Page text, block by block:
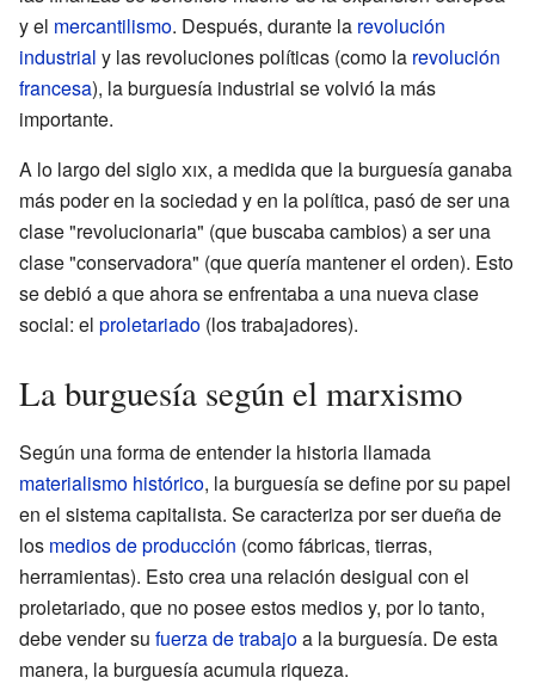
y el mercantilismo. Después, durante la revolución
industrial y las revoluciones políticas (como la revolución
francesa), la burguesía industrial se volvió la más
importante.
A lo largo del sigloxix, a medida que la burguesía ganaba
más poder en la sociedad y en la política, pasó de ser una
clase "revolucionaria" (que buscaba cambios) a ser una
clase "conservadora" (que quería mantener el orden). Esto
se debió a que ahora se enfrentaba a una nueva clase
social: el proletariado (los trabajadores).
La burguesía según el marxismo
Según una forma de entender la historia llamada
materialismo histórico, la burguesía se define por su papel
en el sistema capitalista. Se caracteriza por ser dueña de
los medios de producción (como fábricas, tierras,
herramientas). Esto crea una relación desigual con el
proletariado, que no posee estos medios y, por lo tanto,
debe vender su fuerza de trabajoa la burguesía. De esta
manera, la burguesía acumula riqueza.